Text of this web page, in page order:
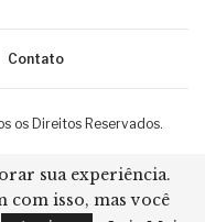
Contato
os Direitos Reservados.
Cristiansua experiência.
com isso, mas você